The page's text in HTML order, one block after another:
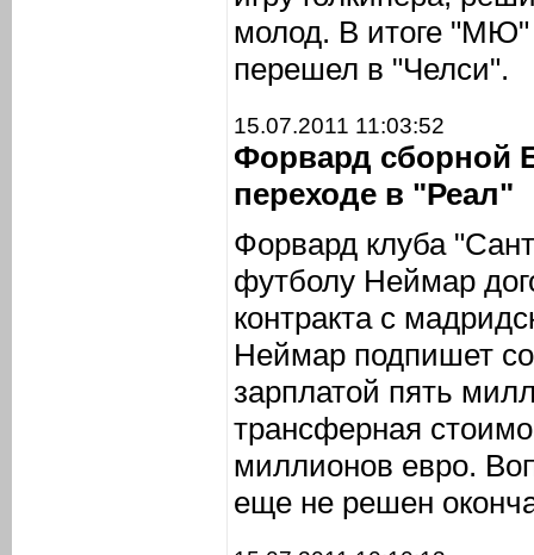
молод. В итоге "МЮ"
перешел в "Челси".
15.07.2011 11:03:52
Форвард сборной
переходе в "Реал"
Форвард клуба
футболу Неймар
контракта с
Неймар подпишет
зарплатой пять
трансферная
миллионов евро.
еще не решен